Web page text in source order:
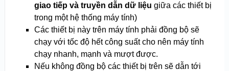
giao tiếp và truyền dẫn dữ liệu giữa các thiết bị
trong một hệ thống máy tính)
Các thiết bị này trên máy tính phải đồng bộ sẽ
chạy với tốc độ hết công suất cho nên máy tính
chạy nhanh, mạnh và mượt được.
Nếu không đồng bộ các thiết bị trên sẽ dẫn tới